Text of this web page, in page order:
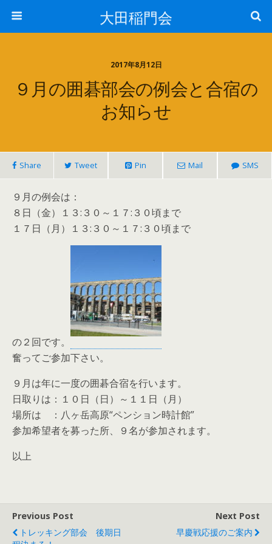
大田稲門会
2017年8月12日
９月の囲碁部会の例会と合宿の
お知らせ
Share Tweet Pin Mail SMS
９月の例会は：
８日（金）１３:３０～１７:３０頃まで
１７日（月）１３:３０～１７:３０頃まで
の２回です。
奮ってご参加下さい。
９月は年に一度の囲碁合宿を行います。
日取りは：１０日（日）～１１日（月）
場所は ：八ヶ岳高原“ペンション時計館”
参加希望者を募った所、９名が参加されます。
以上
Previous Post
トレッキング部会 後期日
Next Post
早慶戦応援のご案内